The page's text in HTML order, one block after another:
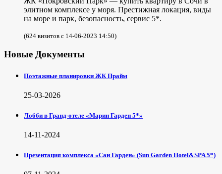
элитном комплексе у моря. Престижная локация, виды
на море и парк, безопасность, сервис 5*.
(624 визитов с 14-06-2023 14:50)
Новые Документы
Поэтажные планировки ЖК Прайм
25-03-2026
Лобби в Гранд-отеле «Марин Гарден 5*»
14-11-2024
Презентация комплекса «Сан Гарден» (Sun Garden Hotel&SPA 5*)